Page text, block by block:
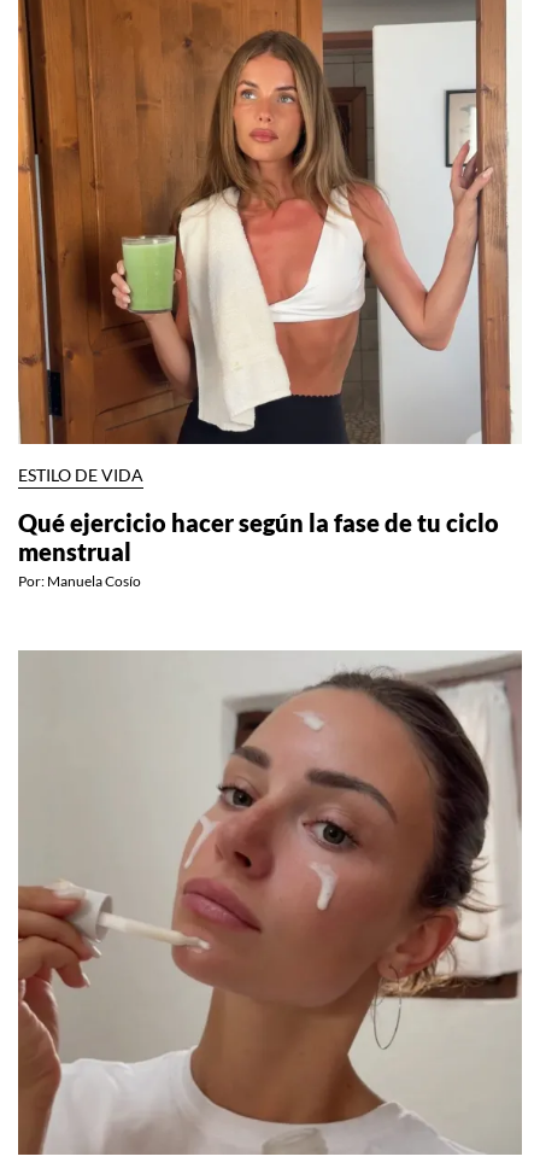
ESTILO DE VIDA
Qué ejercicio hacer según la fase de tu ciclo
menstrual
Por: Manuela Cosío